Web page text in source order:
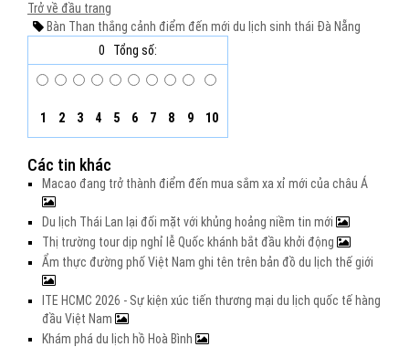
Trở về đầu trang
Bàn Than thắng cảnh điểm đến mới du lịch sinh thái Đà Nẵng
0
Tổng số:
1 2 3 4 5 6 7 8 9 10
Các tin khác
Macao đang trở thành điểm đến mua sắm xa xỉ mới của châu Á
Du lịch Thái Lan lại đối mặt với khủng hoảng niềm tin mới
Thị trường tour dịp nghỉ lễ Quốc khánh bắt đầu khởi động
Ẩm thực đường phố Việt Nam ghi tên trên bản đồ du lịch thế giới
ITE HCMC 2026 - Sự kiện xúc tiến thương mại du lịch quốc tế hàng
đầu Việt Nam
Khám phá du lịch hồ Hoà Bình